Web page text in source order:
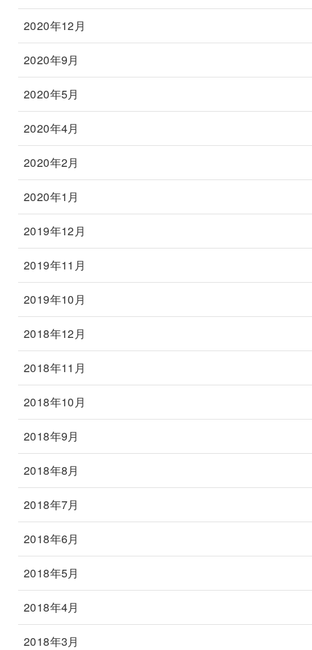
2020年12月
2020年9月
2020年5月
2020年4月
2020年2月
2020年1月
2019年12月
2019年11月
2019年10月
2018年12月
2018年11月
2018年10月
2018年9月
2018年8月
2018年7月
2018年6月
2018年5月
2018年4月
2018年3月